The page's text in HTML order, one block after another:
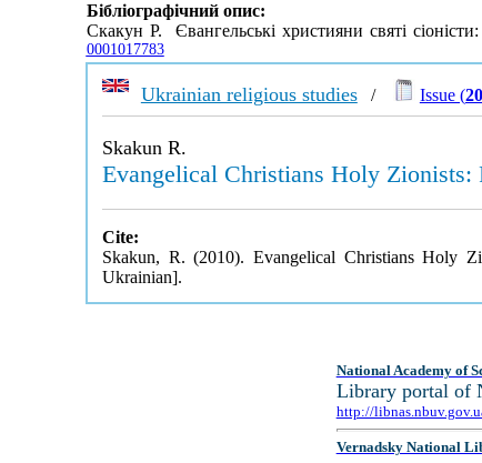
Бібліографічний опис:
Скакун Р. Євангельські християни святі
0001017783
Ukrainian religious studies/ Issue (
Skakun R.
Evangelical Christians Holy Zionists:
Cite:
Skakun, R. (2010). Evangelical Christians Holy
Ukrainian].
National Academy of
Library portal of
http://
Vernadsky National